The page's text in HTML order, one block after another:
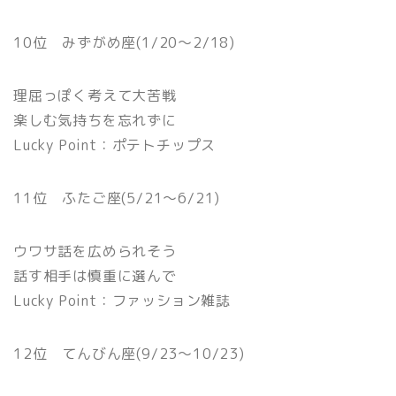
10位 みずがめ座(1/20〜2/18)
理屈っぽく考えて大苦戦
楽しむ気持ちを忘れずに
Lucky Point：ポテトチップス
11位 ふたご座(5/21〜6/21)
ウワサ話を広められそう
話す相手は慎重に選んで
Lucky Point：ファッション雑誌
12位 てんびん座(9/23〜10/23)